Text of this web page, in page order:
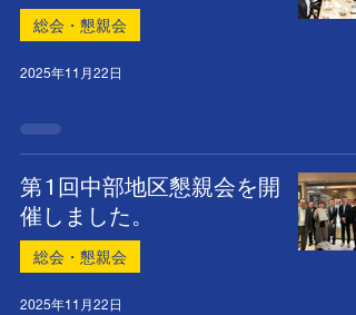
総会・懇親会
2025年11月22日
第1回中部地区懇親会を開
催しました。
総会・懇親会
2025年11月22日